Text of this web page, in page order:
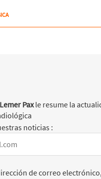
Lemer Paxle resume la
noticias :
de correo